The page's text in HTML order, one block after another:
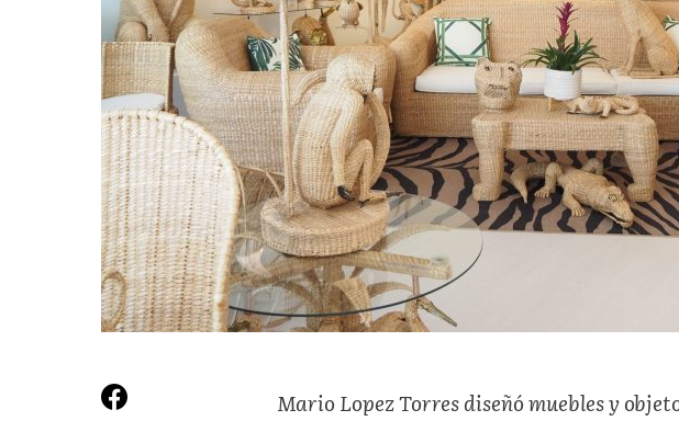
Mario Lopez Torres diseñó muebles y